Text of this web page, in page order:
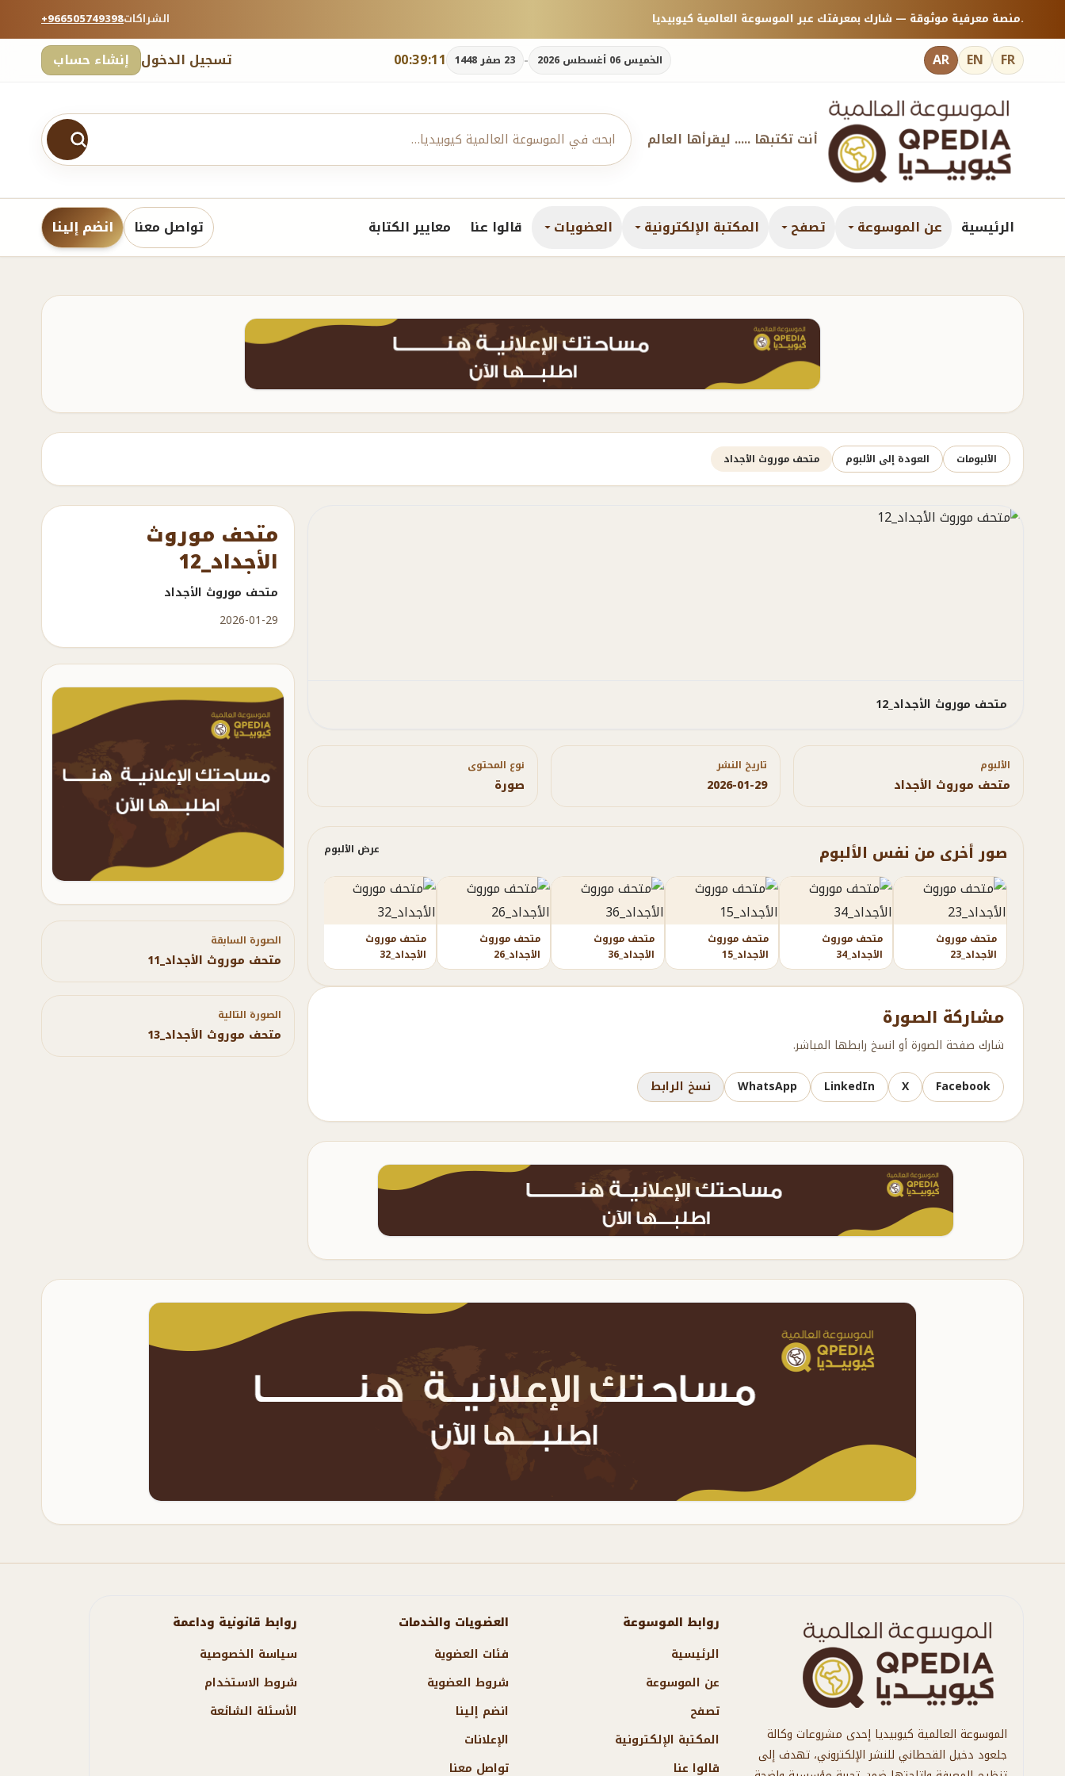
+966505749398الشراكات منصة معرفية موثوقة — شارك بمعرفتك عبر الموسوعة العالمية كيوبيديا.
تسجيل الدخول إنشاء حساب 00:39:12 الخميس 06 أغسطس 2026 - 23 صفر 1448 AR EN FR
أنت تكتبها ..... ليقرأها العالم
الرئيسية عن الموسوعة تصفح المكتبة الإلكترونية العضويات قالوا عنا معايير الكتابة تواصل معنا انضم إلينا
الألبومات العودة إلى الألبوم متحف موروث الأجداد
متحف موروث الأجداد_12
الألبوم
متحف موروث الأجداد
تاريخ النشر
2026-01-29
نوع المحتوى
صورة
صور أخرى من نفس الألبوم عرض الألبوم
متحف موروث
الأجداد_23
متحف موروث
الأجداد_34
متحف موروث
الأجداد_15
متحف موروث
الأجداد_36
متحف موروث
الأجداد_26
متحف موروث
الأجداد_32
متحف موروث
الأجداد_27
الأجداد_28
متحف موروث
الأجداد_4
مشاركة الصورة
شارك صفحة الصورة أو انسخ رابطها المباشر.
Facebook
X
LinkedIn
WhatsApp نسخ الرابط
متحف موروث
الأجداد_12
متحف موروث الأجداد
2026-01-29
الصورة السابقة
متحف موروث الأجداد_11
الصورة التالية
متحف موروث الأجداد_13
الموسوعة العالمية كيوبيديا إحدى مشروعات وكالة
جلعود دخيل القحطاني للنشر الإلكتروني، تهدف إلى
روابط الموسوعة
الرئيسية
عن الموسوعة
تصفح
المكتبة الإلكترونية
قالوا عنا
العضويات والخدمات
فئات العضوية
شروط العضوية
انضم إلينا
الإعلانات
تواصل معنا
روابط قانونية وداعمة
سياسة الخصوصية
شروط الاستخدام
الأسئلة الشائعة